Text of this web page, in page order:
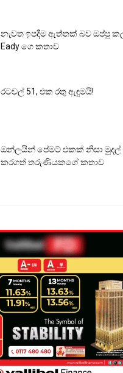
නැවත ඉපදීම ඇත්තක් බව ඔප්පු
Eady ගෙ කතාව
රටවල් 51, එක රතු ඇඳුමයි!
ඔන්ලයින් පේමට් එකක් නිසා
කරගත් තරුණියකගේ කතාව